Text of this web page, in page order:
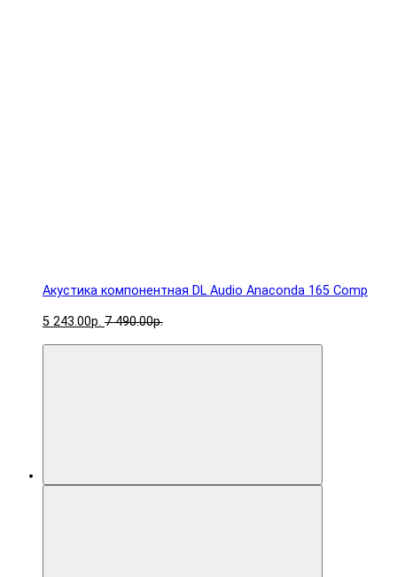
Акустика компонентная DL Audio Anaconda 165 Comp
5 243.00р. 7 490.00р.